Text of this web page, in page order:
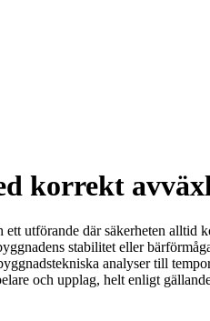
korrekt
utförande där säkerheten alltid
stabilitet eller
analyser till
och upplag, helt enligt